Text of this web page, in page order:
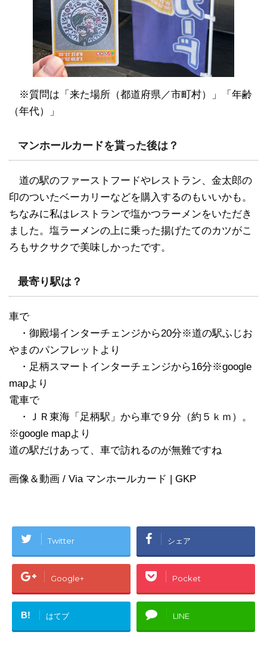
※質問は「来た場所（都道府県／市町村）」「年齢
（年代）」
マンホールカードを貰った後は？
道の駅のファーストフードやレストラン、金太郎の
印のついたベーカリーなどを購入するのもいいかも。
ちなみに私はレストランで塩かつラーメンをいただき
ました。塩ラーメンの上に乗った揚げたてのカツがこ
ろもサクサクで美味しかったです。
最寄り駅は？
車で
・御殿場インターチェンジから20分※道の駅ふじお
やまのパンフレットより
・足柄スマートインターチェンジから16分※google
mapより
電車で
・ＪＲ東海「足柄駅」から車で９分（約５ｋｍ）。
※google mapより
道の駅だけあって、車で訪れるのが無難ですね
画像＆動画 / Via マンホールカード | GKP
Twitter シェア
Google+ Pocket
B! はてブ LINE